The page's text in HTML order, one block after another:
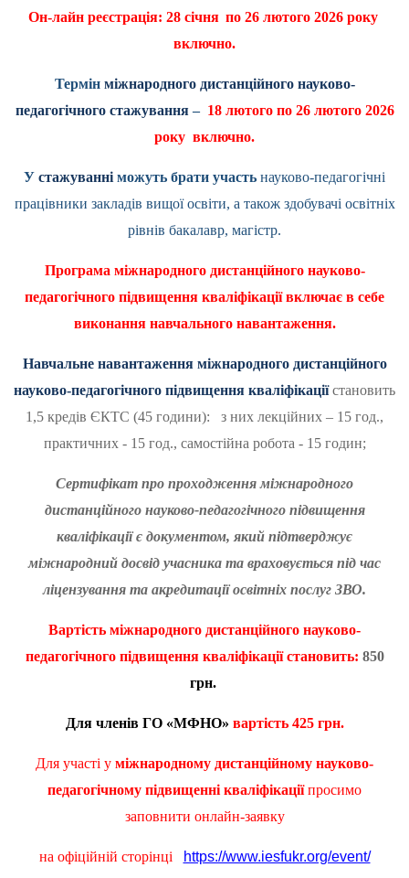
Он-лайн реєстрація: 28 січня по 26 лютого 2026 року
включно.
Термін міжнародного дистанційного науково-
педагогічного стажування– 18 лютого по 26 лютого 2026
року включно.
У стажуванні можуть брати участь науково-педагогічні
працівники закладів вищої освіти, а також здобувачі освітніх
рівнів бакалавр, магістр.
Програма міжнародного дистанційного науково-
педагогічного підвищення кваліфікації включає в себе
виконання навчального навантаження.
Навчальне навантаження міжнародного дистанційного
науково-педагогічного підвищення кваліфікаціїстановить
1,5 кредів ЄКТС (45 години): з них лекційних – 15 год.,
практичних - 15 год., самостійна робота - 15 годин;
Сертифікат про проходження міжнародного
дистанційного науково-педагогічного підвищення
кваліфікації є документом, який підтверджує
міжнародний досвід учасника та враховується під час
ліцензування та акредитації освітніх послуг ЗВО.
Вартість міжнародного дистанційного науково-
педагогічного підвищення кваліфікації становить: 850
грн.
Для членів ГО «МФНО» вартість 425 грн.
Для участі у міжнародному дистанційному науково-
педагогічному підвищенні кваліфікаціїпросимо
заповнити онлайн-заявку
на офіційній сторінці https://www.iesfukr.org/event/